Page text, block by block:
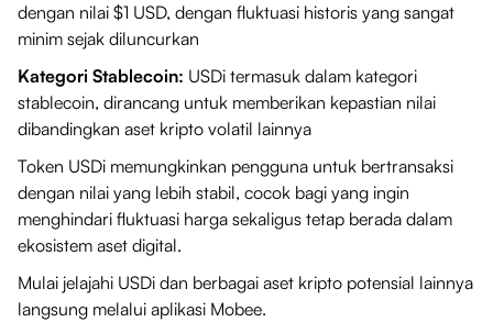
dengan nilai $1 USD, dengan fluktuasi historis yang sangat
minim sejak diluncurkan
Kategori Stablecoin: USDi termasuk dalam kategori
stablecoin, dirancang untuk memberikan kepastian nilai
dibandingkan aset kripto volatil lainnya
Token USDi memungkinkan pengguna untuk bertransaksi
dengan nilai yang lebih stabil, cocok bagi yang ingin
menghindari fluktuasi harga sekaligus tetap berada dalam
ekosistem aset digital.
Mulai jelajahi USDi dan berbagai aset kripto potensial lainnya
langsung melalui aplikasi Mobee.